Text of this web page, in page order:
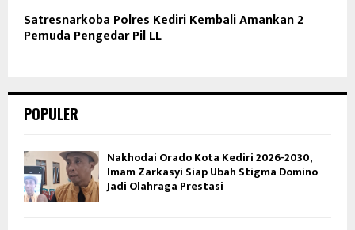
Satresnarkoba Polres Kediri Kembali Amankan 2
Pemuda Pengedar Pil LL
POPULER
Nakhodai Orado Kota Kediri 2026-2030,
Imam Zarkasyi Siap Ubah Stigma Domino
Jadi Olahraga Prestasi